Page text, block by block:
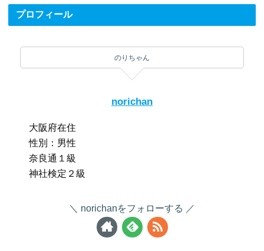
プロフィール
のりちゃん
norichan
大阪府在住
性別：男性
奈良通１級
神社検定２級
norichanをフォローする